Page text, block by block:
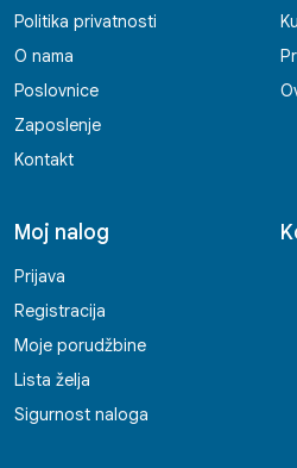
Politika privatnosti
O nama
Poslovnice
Zaposlenje
Kontakt
Moj nalog
Prijava
Registracija
Moje porudžbine
Lista želja
Sigurnost naloga